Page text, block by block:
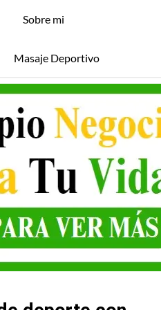
Sobre mi
Masaje Deportivo